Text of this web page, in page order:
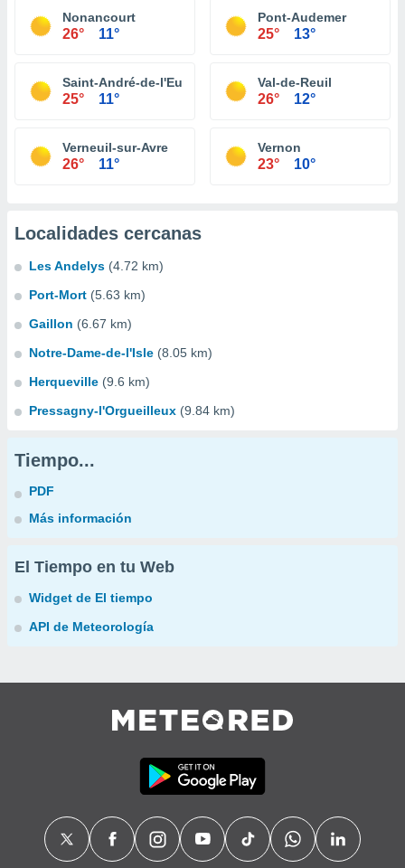
Nonancourt
26° 11°
Pont-Audemer
25° 13°
Saint-André-de-l'Eure
25° 11°
Val-de-Reuil
26° 12°
Verneuil-sur-Avre
26° 11°
Vernon
23° 10°
Localidades cercanas
Les Andelys (4.72 km)
Port-Mort (5.63 km)
Gaillon (6.67 km)
Notre-Dame-de-l'Isle (8.05 km)
Herqueville (9.6 km)
Pressagny-l'Orgueilleux (9.84 km)
Tiempo...
PDF
Más información
El Tiempo en tu Web
Widget de El tiempo
API de Meteorología